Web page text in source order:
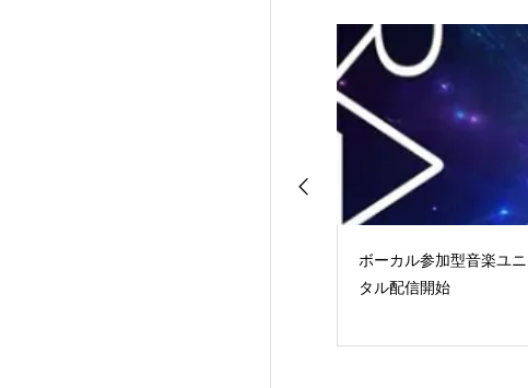
ボーカル参加型音楽ユ
タル配信開始